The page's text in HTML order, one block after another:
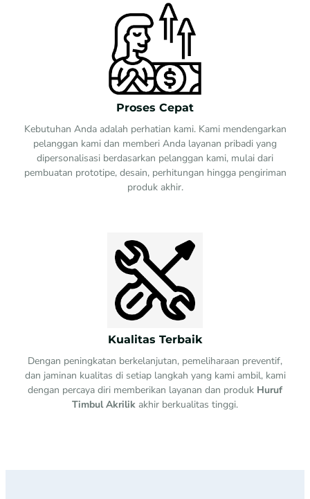
Proses Cepat
Kebutuhan Anda adalah perhatian kami. Kami mendengarkan
pelanggan kami dan memberi Anda layanan pribadi yang
dipersonalisasi berdasarkan pelanggan kami, mulai dari
pembuatan prototipe, desain, perhitungan hingga pengiriman
produk akhir.
Kualitas Terbaik
Dengan peningkatan berkelanjutan, pemeliharaan preventif,
dan jaminan kualitas di setiap langkah yang kami ambil, kami
dengan percaya diri memberikan layanan dan produk Huruf
Timbul Akrilik akhir berkualitas tinggi.